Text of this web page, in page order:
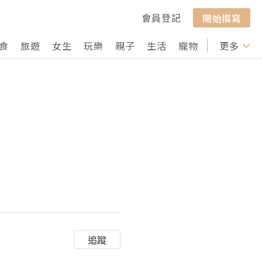
會員登記
開始撰寫
旅遊 女生 玩樂 親子 生活 寵物 行山 打卡
更多
追蹤